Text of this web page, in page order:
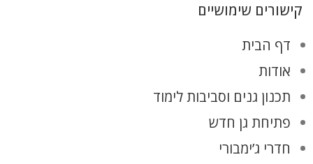
קישורים שימושיים
דף הבית
אודות
תכנון גנים וסביבות לימוד
פתיחת גן חדש
חדרי ג’ימבורי